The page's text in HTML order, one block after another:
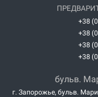
+38
+38
+38
+38
бульв.
г. Запорожье, бульв.